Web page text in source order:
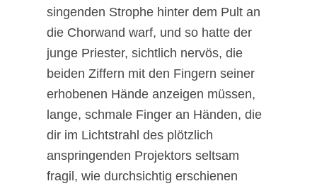
singenden Strophe hinter dem Pult an
die Chorwand warf, und so hatte der
junge Priester, sichtlich nervös, die
beiden Ziffern mit den Fingern seiner
erhobenen Hände anzeigen müssen,
lange, schmale Finger an Händen, die
dir im Lichtstrahl des plötzlich
anspringenden Projektors seltsam
fragil, wie durchsichtig erschienen